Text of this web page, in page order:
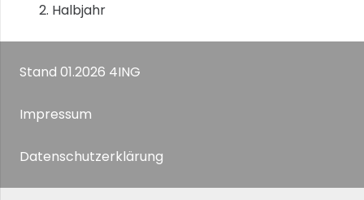
2. Halbjahr
Stand 01.2026 4ING
Impressum
Datenschutzerklärung